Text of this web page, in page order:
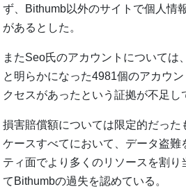
ず、Bithumb以外のサイトで個人情
があるとした。
またSeo氏のアカウントについては
と明らかになった4981個のアカウ
クセスがあったという証拠が不足し
損害賠償額については限定的だった
ケースすべてにおいて、データ盗難
ティ面でより多くのリソースを割り
てBithumbの過失を認めている。